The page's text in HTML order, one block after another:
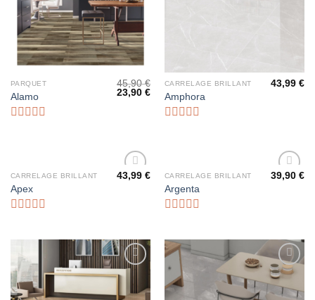
PARQUET
Alamo
45,90€
23,90€
CARRELAGE BRILLANT
Amphora
43,99€
Ajouter
CARRELAGE BRILLANT
Apex
sur
43,99€
Ajouter
CARRELAGE BRILLANT
Argenta
sur
5
39,90€
Ajouter
à la liste
d’envies
Ajouter
à la liste
d’envies